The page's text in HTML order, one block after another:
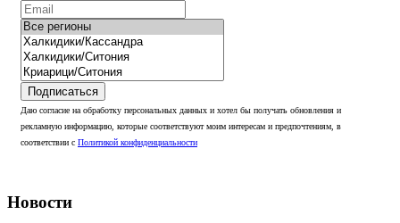
Подписаться
Даю согласие на обработку персональных данных и хотел бы получать обновления и
рекламную информацию, которые соответствуют моим интересам и предпочтениям, в
соответствии с Политикой конфиденциальности
Новости